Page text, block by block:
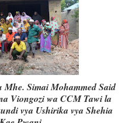
Simai Mohammed Said
Viongozi wa CCM Tawi la
vya Ushirika vya Shehia